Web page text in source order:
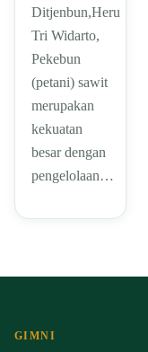
Ditjenbun,Heru
Tri Widarto,
Pekebun
(petani) sawit
merupakan
kekuatan
besar dengan
pengelolaan…
GIMNI